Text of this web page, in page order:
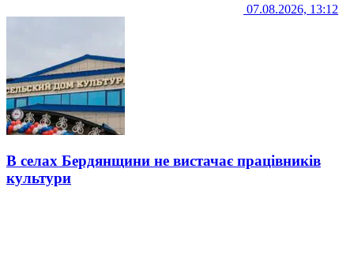
07.08.2026, 13:12
В селах Бердянщини не вистачає працівників
культури